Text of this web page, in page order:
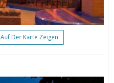
Auf Der Karte Zeigen